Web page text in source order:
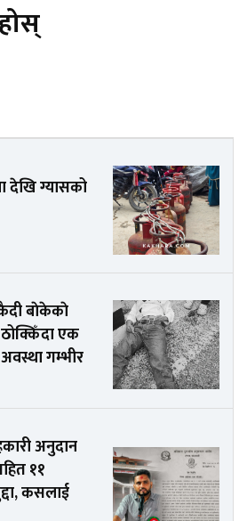
देखि ग्यासको
बाेकेकाे
एक
गम्भीर
अनुदान
११
कसलाई